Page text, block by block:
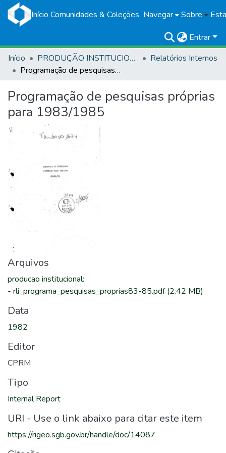
Início Comunidades & Coleções Navegar Sobre
Entrar
Início
PRODUÇÃO INSTITUCIONAL
Relatórios Internos
Programação de pesquisas próprias para 1983/1985
Programação de pesquisas próprias
para 1983/1985
Arquivos
producao institucional:
- rli_programa_pesquisas_proprias83-85.pdf(2.42 MB)
Data
1982
Editor
CPRM
Tipo
Internal Report
URI - Use o link abaixo para citar este item
https://rigeo.sgb.gov.br/handle/doc/14087